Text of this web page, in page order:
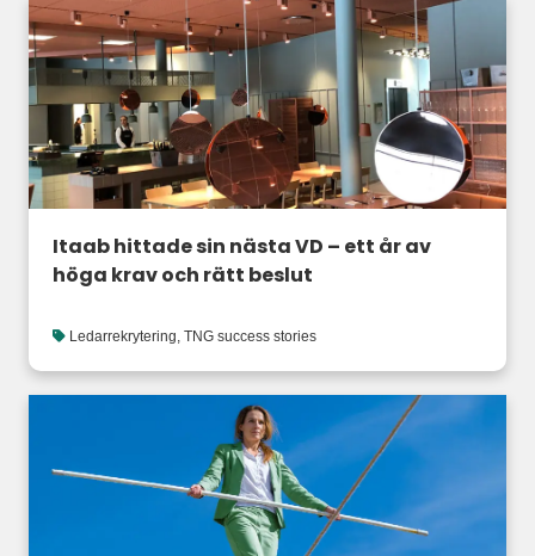
Itaab hittade sin nästa VD – ett år av
höga krav och rätt beslut
Ledarrekrytering, TNG success stories